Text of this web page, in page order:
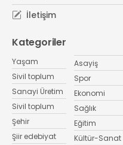
İletişim
Kategoriler
Yaşam
Sivil toplum
Sanayi Üretim
Sivil toplum
Şehir
Şiir edebiyat
Asayiş
Spor
Ekonomi
Sağlık
Eğitim
Kültür-Sanat